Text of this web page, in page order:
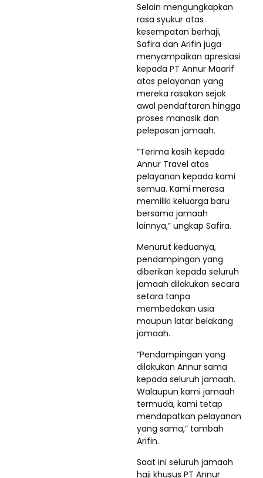
Selain mengungkapkan
rasa syukur atas
kesempatan berhaji,
Safira dan Arifin juga
menyampaikan apresiasi
kepada PT Annur Maarif
atas pelayanan yang
mereka rasakan sejak
awal pendaftaran hingga
proses manasik dan
pelepasan jamaah.
“Terima kasih kepada
Annur Travel atas
pelayanan kepada kami
semua. Kami merasa
memiliki keluarga baru
bersama jamaah
lainnya,” ungkap Safira.
Menurut keduanya,
pendampingan yang
diberikan kepada seluruh
jamaah dilakukan secara
setara tanpa
membedakan usia
maupun latar belakang
jamaah.
“Pendampingan yang
dilakukan Annur sama
kepada seluruh jamaah.
Walaupun kami jamaah
termuda, kami tetap
mendapatkan pelayanan
yang sama,” tambah
Arifin.
Saat ini seluruh jamaah
haji khusus PT Annur